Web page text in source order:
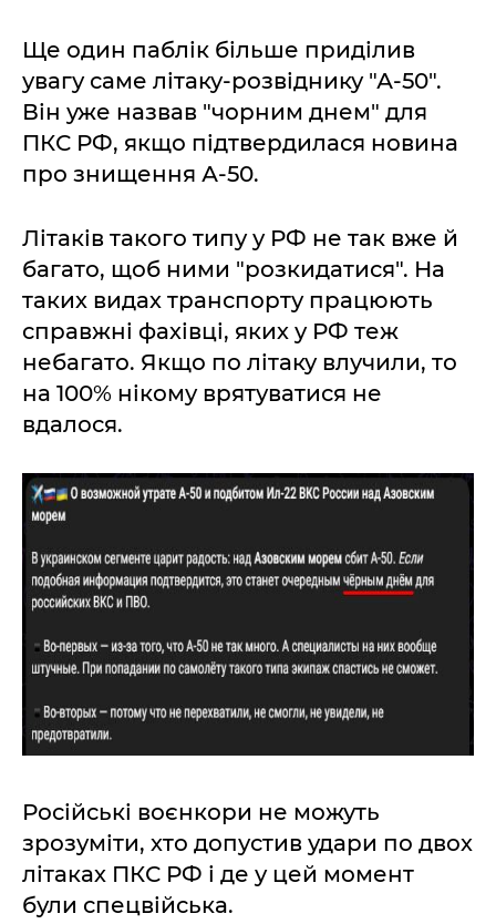
Ще один паблік більше приділив
увагу саме літаку-розвіднику "А-50".
Він уже назвав "чорним днем" для
ПКС РФ, якщо підтвердилася новина
про знищення А-50.
Літаків такого типу у РФ не так вже й
багато, щоб ними "розкидатися". На
таких видах транспорту працюють
справжні фахівці, яких у РФ теж
небагато. Якщо по літаку влучили, то
на 100% нікому врятуватися не
вдалося.
Російські воєнкори не можуть
зрозуміти, хто допустив удари по двох
літаках ПКС РФ і де у цей момент
були спецвійська.